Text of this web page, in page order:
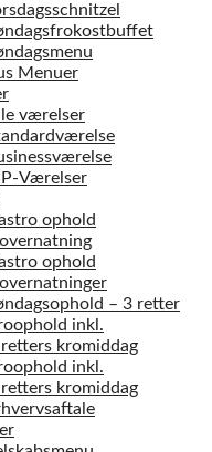
Menuer
værelser
Værelser
ophold
ophold
– 3 retter
inkl.
kromiddag
inkl.
kromiddag